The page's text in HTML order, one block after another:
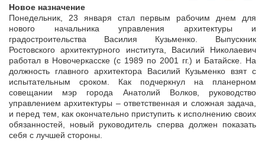
Новое назначение
Понедельник, 23 января стал первым рабочим днем для
нового начальника управления архитектуры и
градостроительства Василия Кузьменко. Выпускник
Ростовского архитектурного института, Василий Николаевич
работал в Новочеркасске (с 1989 по 2001 гг.) и Батайске. На
должность главного архитектора Василий Кузьменко взят с
испытательным сроком. Как подчеркнул на планерном
совещании мэр города Анатолий Волков, руководство
управлением архитектуры – ответственная и сложная задача,
и перед тем, как окончательно приступить к исполнению своих
обязанностей, новый руководитель сперва должен показать
себя с лучшей стороны.